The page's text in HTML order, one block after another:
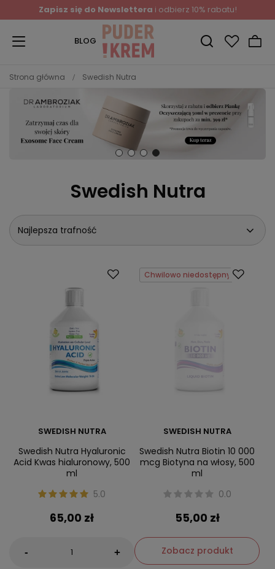
Zapisz się do Newslettera i odbierz 10% rabatu!
BLOG
Strona główna Swedish Nutra
Swedish Nutra
Najlepsza trafność
SWEDISH NUTRA
Swedish Nutra Hyaluronic
Acid Kwas hialuronowy, 500
ml
5.0
65,00 zł
- +
Chwilowo niedostępny
SWEDISH NUTRA
Swedish Nutra Biotin 10 000
mcg Biotyna na włosy, 500
ml
0.0
55,00 zł
Zobacz produkt